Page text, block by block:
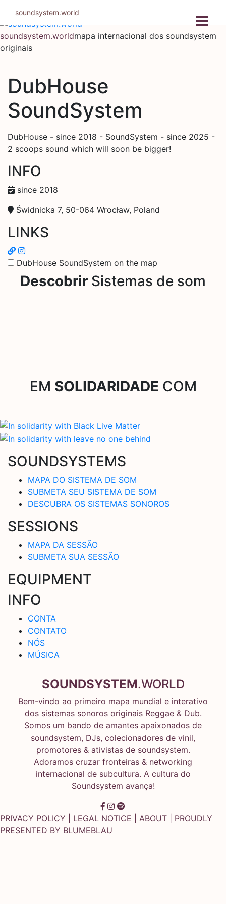
para
conteúdo
soundsystem.worldmapa internacional dos soundsystem
originais
DubHouse
SoundSystem
DubHouse - since 2018 - SoundSystem - since 2025 -
2 scoops sound which will soon be bigger!
INFO
since 2018
Świdnicka 7, 50-064 Wrocław, Poland
LINKS
DubHouse SoundSystem on the map
Descobrir Sistemas de som
EM SOLIDARIDADE COM
SOUNDSYSTEMS
MAPA DO SISTEMA DE SOM
SUBMETA SEU SISTEMA DE SOM
DESCUBRA OS SISTEMAS SONOROS
SESSIONS
MAPA DA SESSÃO
SUBMETA SUA SESSÃO
EQUIPMENT
INFO
CONTA
CONTATO
NÓS
MÚSICA
SOUNDSYSTEM.WORLD
Bem-vindo ao primeiro mapa mundial e interativo
dos sistemas sonoros originais Reggae & Dub.
Somos um bando de amantes apaixonados de
soundsystem, DJs, colecionadores de vinil,
promotores & ativistas de soundsystem.
Adoramos cruzar fronteiras & networking
internacional de subcultura. A cultura do
Soundsystem avança!
PRIVACY POLICY LEGAL NOTICE ABOUT | PROUDLY
PRESENTED BY BLUMEBLAU
soundsystem.world